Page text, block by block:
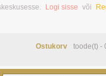
Ostukorv toode(t) -
Logi sisse või